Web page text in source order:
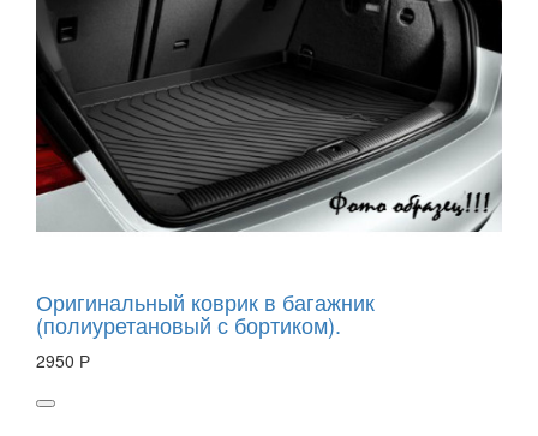
Оригинальный коврик в багажник
(полиуретановый с бортиком).
2950 Р